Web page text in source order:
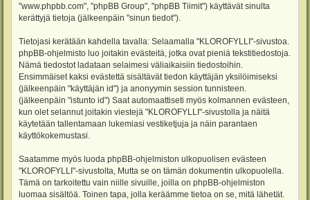
"www.phpbb.com", "phpBB Group", "phpBB Tiimit") käyttävät sinulta
kerättyjä tietoja (jälkeenpäin "sinun tiedot").
Tietojasi kerätään kahdella tavalla: Selaamalla "KLOROFYLLI"-sivustoa.
phpBB-ohjelmisto luo joitakin evästeitä, jotka ovat pieniä tekstitiedostoja.
Nämä tiedostot ladataan selaimesi väliaikaisiin tiedostoihin.
Ensimmäiset kaksi evästettä sisältävät tiedon käyttäjän yksilöimiseksi
(jälkeenpäin "käyttäjän id") ja anonyymin session tunnisteen.
(jälkeenpäin "istunto id") Saat automaattiseti myös kolmannen evästeen,
kun olet selannut joitakin viestejä "KLOROFYLLI"-sivustolla ja näitä
käytetään tallentamaan lukemiasi vestiketjuja ja näin parantaen
käyttökokemustasi.
Saatamme myös luoda phpBB-ohjelmiston ulkopuolisen evästeen
"KLOROFYLLI"-sivustolta, Mutta se on tämän dokumentin ulkopuolella.
Tämä on tarkoitettu vain niille sivuille, joilla on phpBB-ohjelmiston
luomaa sisältöä. Toinen tapa, jolla keräämme tietoa on se, mitä lähetät.